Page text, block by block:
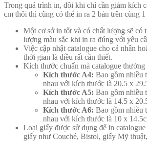
Trong quá trình in, đôi khi chỉ cần giảm kích
cm thôi thì cũng có thể in ra 2 bản trên cùng
Một cơ sở in tốt và có chất lượng sẽ có
lượng màu sắc khi in ra đúng với yêu
Việc cập nhật catalogue cho cá nhân
thời gian là điều rất cần thiết.
Kích thước chuẩn mà catalogue thường
Kích thước A4: Bao gồm nhiều
nhau với kích thước là 20.5 x
Kích thước A5: Bao gồm nhiều
nhau với kích thước là 14.5 x
Kích thước A6: Bao gồm nhiều
nhau với kích thước là 10 x
Loại giấy được sử dụng để in
giấy như Couché, Bistol, giấy Mỹ